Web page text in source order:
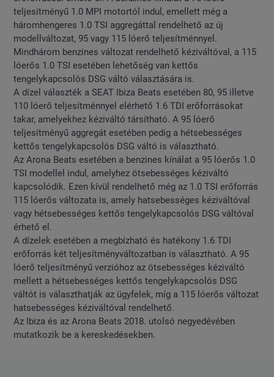
teljesítményű 1.0 MPI motortól indul, emellett még a
háromhengeres 1.0 TSI aggregáttal rendelhető az új
modellváltozat, 95 vagy 115 lóerő teljesítménnyel.
Mindhárom benzines változat rendelhető kéziváltóval, a 115
lóerős 1.0 TSI esetében lehetőség van kettős
tengelykapcsolós DSG váltó választására is.
A dízel választék a SEAT Ibiza Beats esetében 80, 95 illetve
110 lóerő teljesítménnyel elérhető 1.6 TDI erőforrásokat
takar, amelyekhez kéziváltó társítható. A 95 lóerő
teljesítményű aggregát esetében pedig a hétsebességes
kettős tengelykapcsolós DSG váltó is választható.
Az Arona Beats esetében a benzines kínálat a 95 lóerős 1.0
TSI modellel indul, amelyhez ötsebességes kéziváltó
kapcsolódik. Ezen kívül rendelhető még az 1.0 TSI erőforrás
115 lóerős változata is, amely hatsebességes kéziváltóval
vagy hétsebességes kettős tengelykapcsolós DSG váltóval
érhető el.
A dízelek esetében a megbízható és hatékony 1.6 TDI
erőforrás két teljesítményváltozatban is választható. A 95
lóerő teljesítményű verzióhoz az ötsebességes kéziváltó
mellett a hétsebességes kettős tengelykapcsolós DSG
váltót is választhatják az ügyfelek, míg a 115 lóerős változat
hatsebességes kéziváltóval rendelhető.
Az Ibiza és az Arona Beats 2018. utolsó negyedévében
mutatkozik be a kereskedésekben.